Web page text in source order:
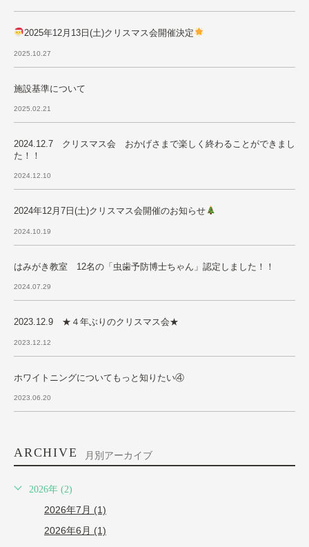
2025年12月13日(土)クリスマス会開催決定
2025.10.27
施設基準について
2025.02.21
2024.12.7 クリスマス会 おかげさまで楽しく終わることができまし
た！！
2024.12.10
2024年12月7日(土)クリスマス会開催のお知らせ
2024.10.19
はみがき教室 12名の「虫歯予防博士ちゃん」認定しました！！
2024.07.29
2023.12.9 ★４年ぶりのクリスマス会★
2023.12.12
ホワイトニングについてもっと知りたい④
2023.06.20
ARCHIVE 月別アーカイブ
2026年 (2)
2026年7月 (1)
2026年6月 (1)